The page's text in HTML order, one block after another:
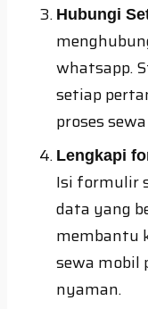
Hubungi
whatsapp.
setiap
proses
Lengkapi
Isi formulir
data yang
membantu
sewa mobil
nyaman.